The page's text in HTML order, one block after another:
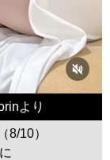
より
8/10）